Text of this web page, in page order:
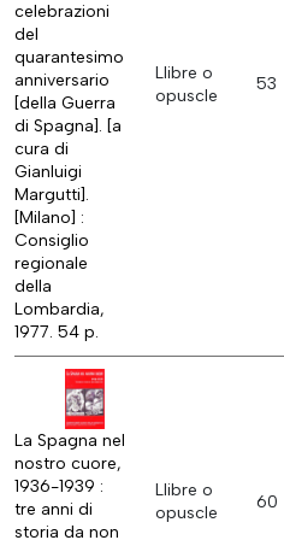
celebrazioni
del
quarantesimo
anniversario
[della Guerra
di Spagna]. [a
cura di
Gianluigi
Margutti].
[Milano] :
Consiglio
regionale
della
Lombardia,
1977. 54 p.
Llibre o
opuscle
53
La Spagna nel
nostro cuore,
1936-1939 :
tre anni di
storia da non
Llibre o
opuscle
60